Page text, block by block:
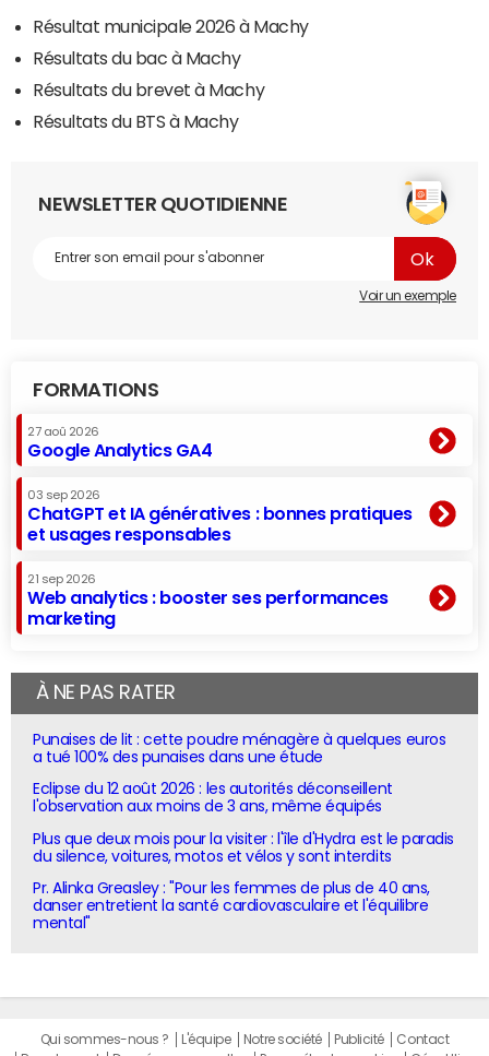
Résultat municipale 2026 à Machy
Résultats du bac à Machy
Résultats du brevet à Machy
Résultats du BTS à Machy
NEWSLETTER QUOTIDIENNE
Voir un exemple
FORMATIONS
27 aoû 2026
Google Analytics GA4
03 sep 2026
ChatGPT et IA génératives : bonnes pratiques
et usages responsables
21 sep 2026
Web analytics : booster ses performances
marketing
À NE PAS RATER
Punaises de lit : cette poudre ménagère à quelques euros
a tué 100% des punaises dans une étude
Eclipse du 12 août 2026 : les autorités déconseillent
l'observation aux moins de 3 ans, même équipés
Plus que deux mois pour la visiter : l'île d'Hydra est le paradis
du silence, voitures, motos et vélos y sont interdits
Pr. Alinka Greasley : "Pour les femmes de plus de 40 ans,
danser entretient la santé cardiovasculaire et l'équilibre
mental"
Qui sommes-nous ? L'équipe Notre société Publicité
Contact